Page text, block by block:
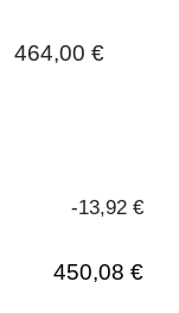
464,00 €
-13,92 €
450,08 €